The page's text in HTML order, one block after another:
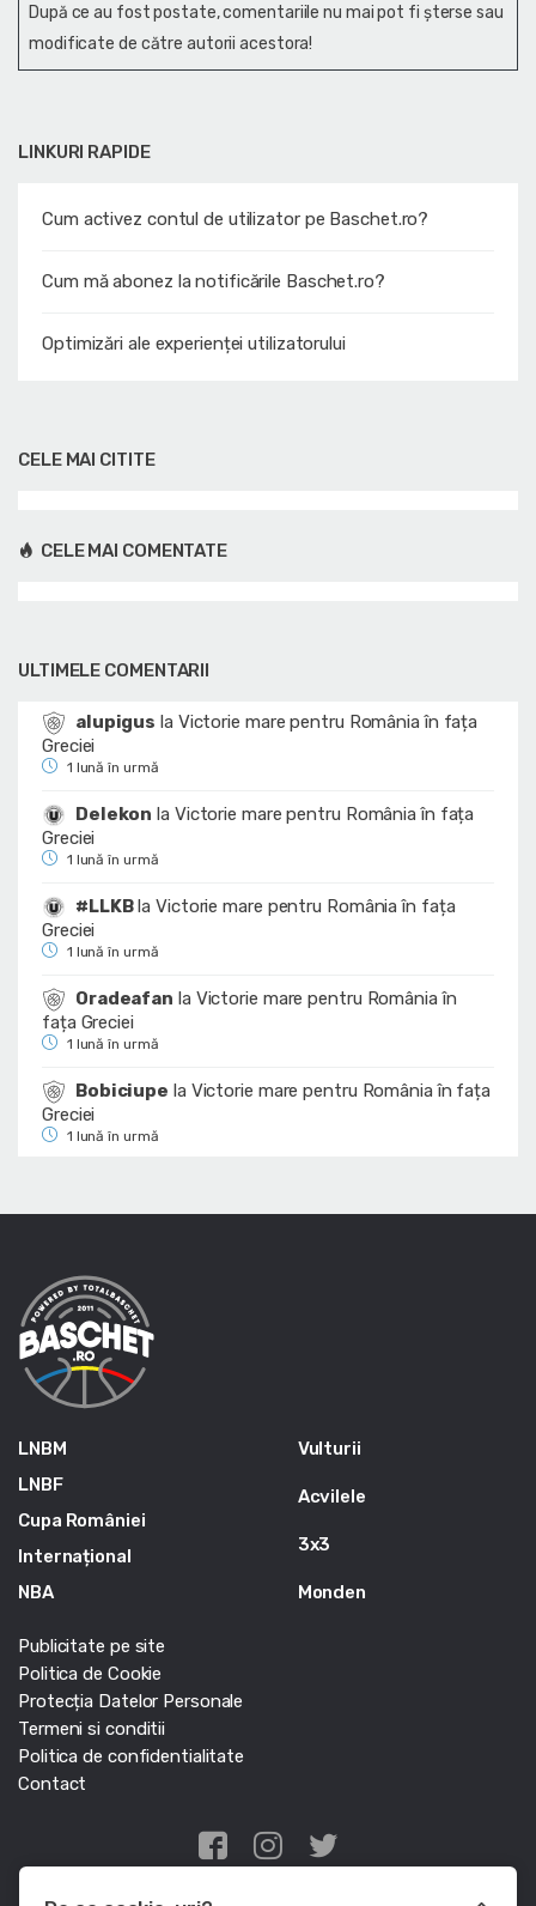
LINKURI RAPIDE
Cum activez contul de utilizator pe Baschet.ro?
Cum mă abonez la notificările Baschet.ro?
Optimizări ale experienței utilizatorului
După ce au fost postate, comentariile nu mai pot fi șterse sau
modificate de către autorii acestora!
CELE MAI CITITE
CELE MAI COMENTATE
ULTIMELE COMENTARII
alupigus la Victorie mare pentru România în fața
Greciei
1 lună în urmă
Delekon la Victorie mare pentru România în fața
Greciei
1 lună în urmă
#LLKBlaVictorie mare pentru România în fața
Greciei
1 lună în urmă
Oradeafan la Victorie mare pentru România în
fața Greciei
1 lună în urmă
Bobiciupe la Victorie mare pentru România în fața
Greciei
1 lună în urmă
LNBM
LNBF
Cupa României
Internațional
NBA
Vulturii
Acvilele
3x3
Monden
Publicitate pe site
Politica de Cookie
Protecția Datelor Personale
Termeni si conditii
Politica de confidentialitate
Contact
Edris Digital Agency